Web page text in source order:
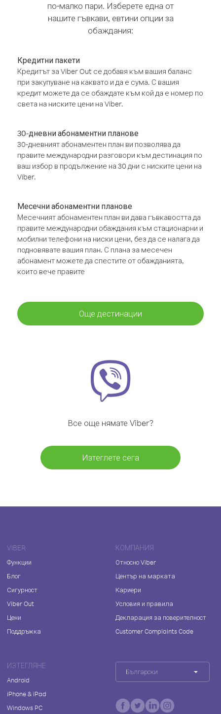
по-малко пари. Изберете една от
нашите гъвкави, евтини опции за
обаждания:
Кредитни пакети
Кредитът за Viber Out се добавя към вашия баланс
при закупуване на каквато и да е сума. С вашия
кредит можете да се обаждате към кой да е номер по
света на ниските цени на Viber.
30-дневни абонаментни планове
30-дневният абонаментен план ви позволява да
правите международни разговори към дестинация по
ваш избор в продължение на 30 дни с ниските цени на
Viber.
Месечни абонаментни планове
Месечният абонаментен план ви дава гъвкавостта да
правите международни обаждания към стационарни и
мобилни телефони на ниски цени, без да се налага да
подновявате вашия план. С плана за месечен
абонамент можете да спестите от обажданията,
които вече правите
Още дестинации
Все още нямате Viber?
Изтеглете сега
VIBER
Функции
Блог
Сигурност
Viber Out
Цени
Поддръжка
КОМПАНИЯ
Относно Viber
Център на марката
Кариери
Условия и правила
Декларация за поверителност
Customer Complaints Code
ИЗТЕГЛЯНЕ
Android
iPhone & iPad
Windows PC
Български